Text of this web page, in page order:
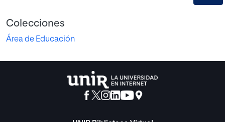
Colecciones
Área de Educación